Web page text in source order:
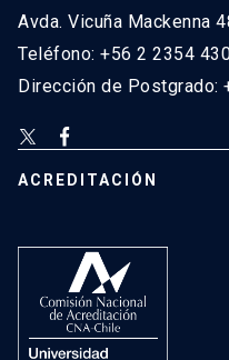
Avda. Vicuña Mackenna
Teléfono: +56 2 2354
Dirección de Postgrado:
ACREDITACIÓN